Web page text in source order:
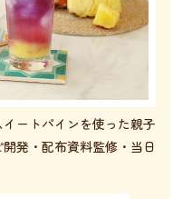
ートパインを使った親子
発・配布資料監修・当日